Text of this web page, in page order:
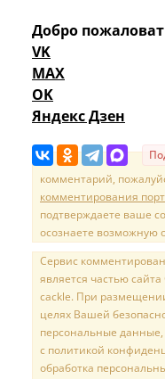
Добро
VK
MAX
OK
Яндекс Дзен
комментарий,
комментирования
подтверждаете ваше
осознаете возможную
Сервис
является частью
cackle. При
целях Вашей
персональные
с политикой
обработка